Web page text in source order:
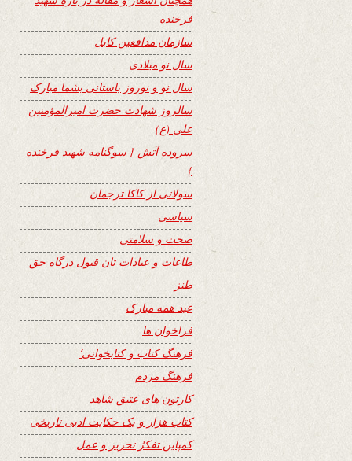
فرخنده
سازمان مدافعین کابل
سال نو میلادی
سال نو و نوروز باستانی بشما مبارک
سالروز شهادت حضرت امیرالمؤمنین
علی (ع)
سروده آتش { سوگنامه شهید فرخنده
}
سولاتی از کاکا ترجمان
سیاسی
صحت و سلامتی
طاعات و عبادات تان قبول درگاه حق
طنز
عید همه مبارک
فراخوان ها
فرهنگ کتاب و کتابخوانی٬
فرهنگ مردم
کارتون های عتیق شاهد
کتاب هزار و یک حکایت ادبی تاریخی
کمپاین تفکرُ تحریر و عمل